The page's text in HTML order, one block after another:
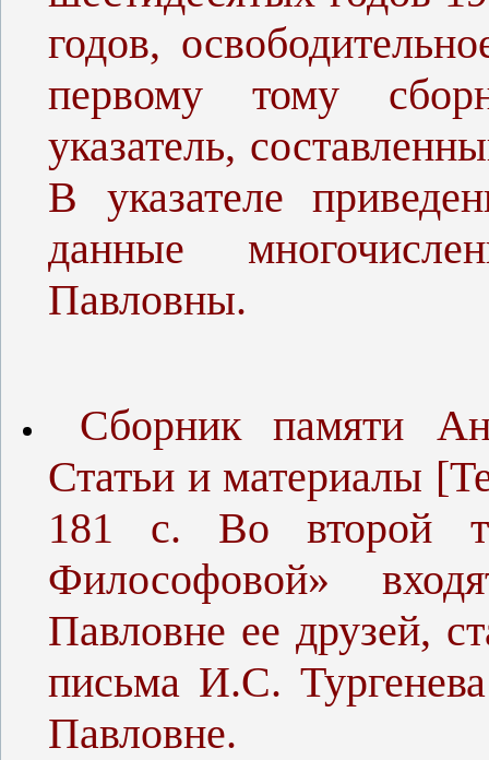
годов,
первому тому
указатель,
В указателе
данные
Павловны.
Сборник памяти
Статьи и материалы
181 с. Во второй
Философовой»
Павловне ее друзей,
письма И.С.
Павловне.